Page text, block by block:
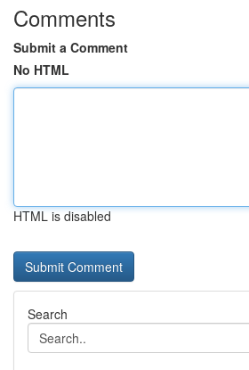
Comments
Submit a Comment
No HTML
HTML is disabled
Search